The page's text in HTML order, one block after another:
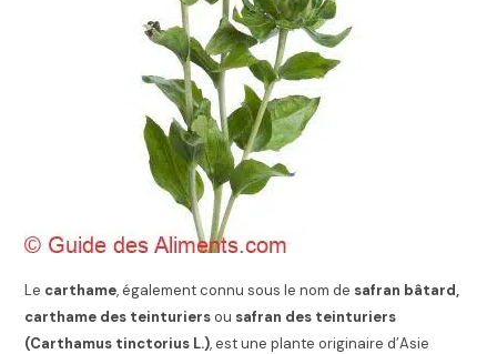
Le carthame, également connu sous le nom de safran bâtard,
carthame des teinturiersou safran des teinturiers
(Carthamus tinctorius L.), est une plante originaire d’Asie